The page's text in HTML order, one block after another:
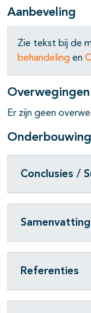
open- en
Aanbeveling
Zie tekst bij de
behandeling en
Overwegingen
Er zijn geen
Onderbouwing
Conclusies /
Referenties